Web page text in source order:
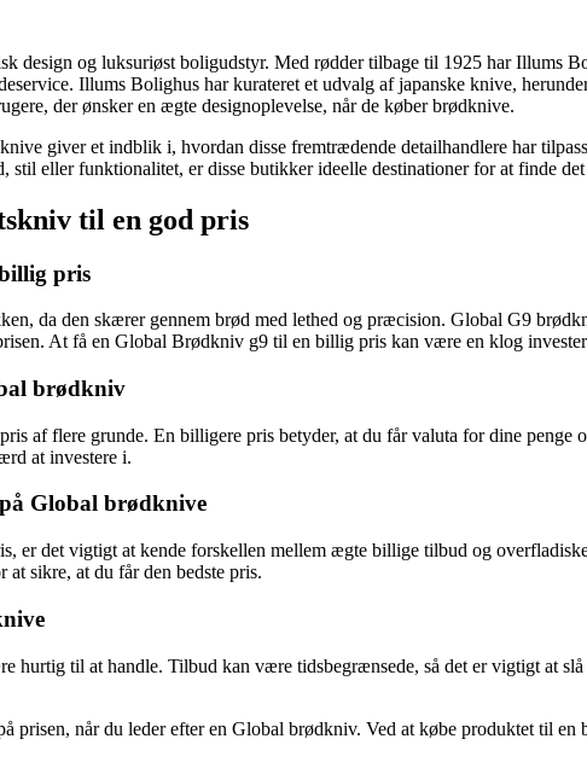
design og luksuriøst boligudstyr. Med rødder tilbage til 1925 har Illums
Illums Bolighus har kurateret et udvalg af japanske knive,
der ønsker en ægte designoplevelse, når de køber brødknive.
giver et indblik i, hvordan disse fremtrædende detailhandlere har
stil eller funktionalitet, er disse butikker ideelle destinationer for at finde
til en god pris
pris
da den skærer gennem brød med lethed og præcision. Global G9
At få en Global Brødkniv g9 til en billig pris kan være en klog
brødkniv
af flere grunde. En billigere pris betyder, at du får valuta for dine penge
at investere i.
Global brødknive
er det vigtigt at kende forskellen mellem ægte billige tilbud og
sikre, at du får den bedste pris.
hurtig til at handle. Tilbud kan være tidsbegrænsede, så det er vigtigt at
prisen, når du leder efter en Global brødkniv. Ved at købe produktet til